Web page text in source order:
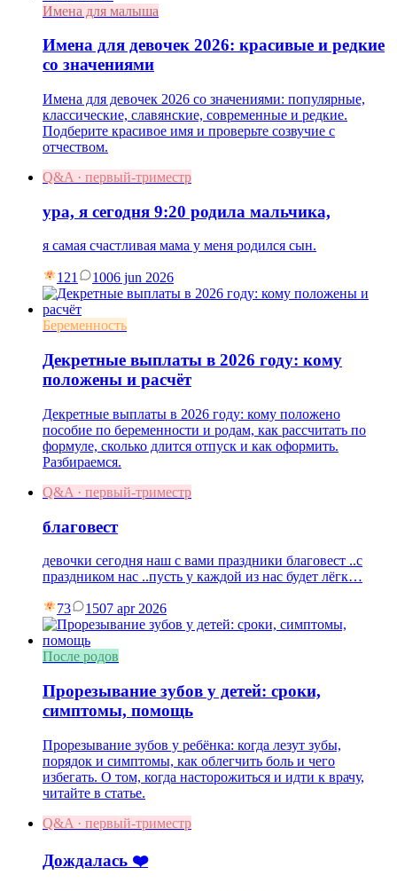
Имена для малыша
Имена для девочек 2026: красивые и редкие
со значениями
Имена для девочек 2026 со значениями: популярные,
классические, славянские, современные и редкие.
Подберите красивое имя и проверьте созвучие с
отчеством.
Q&A · первый-триместр
ура, я сегодня 9:20 родила мальчика,
я самая счастливая мама у меня родился сын.
121 1006 jun 2026
Беременность
Декретные выплаты в 2026 году: кому
положены и расчёт
Декретные выплаты в 2026 году: кому положено
пособие по беременности и родам, как рассчитать по
формуле, сколько длится отпуск и как оформить.
Разбираемся.
Q&A · первый-триместр
благовест
девочки сегодня наш с вами праздники благовест ..с
праздником нас ..пусть у каждой из нас будет лёгк…
73 1507 apr 2026
После родов
Прорезывание зубов у детей: сроки,
симптомы, помощь
Прорезывание зубов у ребёнка: когда лезут зубы,
порядок и симптомы, как облегчить боль и чего
избегать. О том, когда насторожиться и идти к врачу,
читайте в статье.
Q&A · первый-триместр
Дождалась ❤️